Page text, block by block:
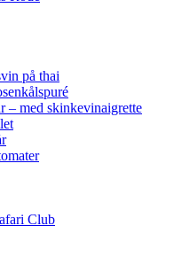
på thai
– med skinkevinaigrette
Club